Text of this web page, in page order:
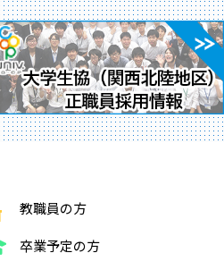
教職員の方
卒業予定の方